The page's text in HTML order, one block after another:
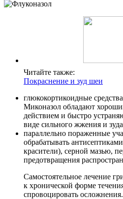
Читайте также:
Покраснение и зуд шеи
глюкокортикоидные
Миконазол обладают
действием и быстро
виде сильного жжения и
параллельно пораженные
обрабатывать
красители), серной мазью,
предотвращения
Самостоятельное лечение
к хронической форме
спровоцировать осложнения.